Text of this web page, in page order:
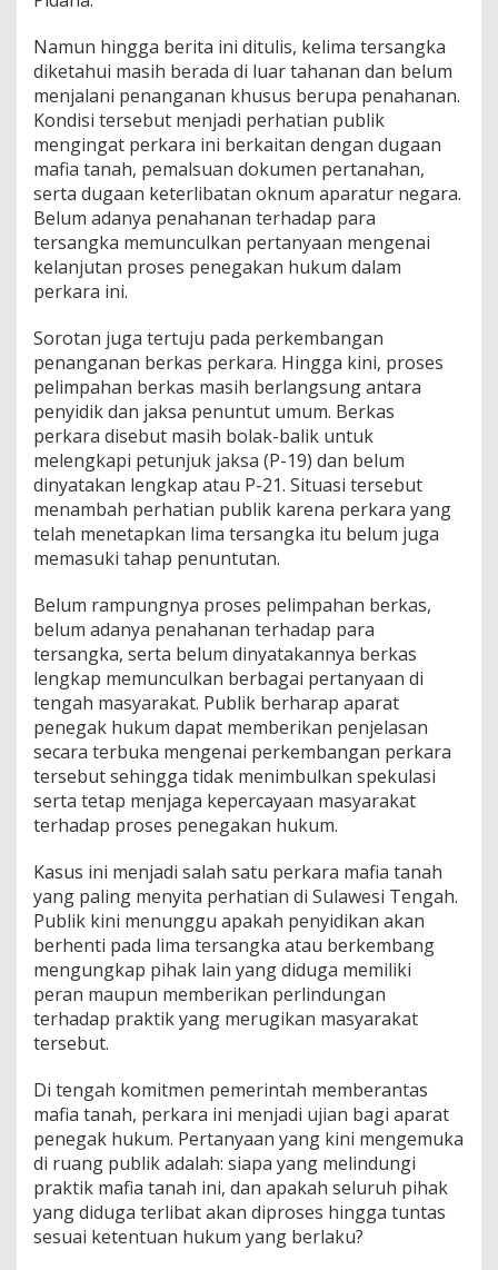
Namun hingga berita ini ditulis, kelima tersangka
diketahui masih berada di luar tahanan dan belum
menjalani penanganan khusus berupa penahanan.
Kondisi tersebut menjadi perhatian publik
mengingat perkara ini berkaitan dengan dugaan
mafia tanah, pemalsuan dokumen pertanahan,
serta dugaan keterlibatan oknum aparatur negara.
Belum adanya penahanan terhadap para
tersangka memunculkan pertanyaan mengenai
kelanjutan proses penegakan hukum dalam
perkara ini.
Sorotan juga tertuju pada perkembangan
penanganan berkas perkara. Hingga kini, proses
pelimpahan berkas masih berlangsung antara
penyidik dan jaksa penuntut umum. Berkas
perkara disebut masih bolak-balik untuk
melengkapi petunjuk jaksa (P-19) dan belum
dinyatakan lengkap atau P-21. Situasi tersebut
menambah perhatian publik karena perkara yang
telah menetapkan lima tersangka itu belum juga
memasuki tahap penuntutan.
Belum rampungnya proses pelimpahan berkas,
belum adanya penahanan terhadap para
tersangka, serta belum dinyatakannya berkas
lengkap memunculkan berbagai pertanyaan di
tengah masyarakat. Publik berharap aparat
penegak hukum dapat memberikan penjelasan
secara terbuka mengenai perkembangan perkara
tersebut sehingga tidak menimbulkan spekulasi
serta tetap menjaga kepercayaan masyarakat
terhadap proses penegakan hukum.
Kasus ini menjadi salah satu perkara mafia tanah
yang paling menyita perhatian di Sulawesi Tengah.
Publik kini menunggu apakah penyidikan akan
berhenti pada lima tersangka atau berkembang
mengungkap pihak lain yang diduga memiliki
peran maupun memberikan perlindungan
terhadap praktik yang merugikan masyarakat
tersebut.
Di tengah komitmen pemerintah memberantas
mafia tanah, perkara ini menjadi ujian bagi aparat
penegak hukum. Pertanyaan yang kini mengemuka
di ruang publik adalah: siapa yang melindungi
praktik mafia tanah ini, dan apakah seluruh pihak
yang diduga terlibat akan diproses hingga tuntas
sesuai ketentuan hukum yang berlaku?